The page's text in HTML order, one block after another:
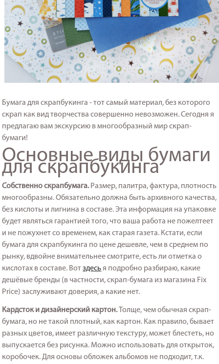
Бумага для скрапбукинга - тот самый материал, без которого
скрап как вид творчества совершенно невозможен. Сегодня я
предлагаю вам экскурсию в многообразный мир скрап-
бумаги!
Основные виды бумаги
для скрапбукинга
Собственно скрапбумага.Размер, палитра, фактура, плотность
многообразны. Обязательно должна быть архивного качества,
без кислоты и лигнина в составе. Эта информация на упаковке
будет являться гарантией того, что ваша работа не пожелтеет
и не пожухнет со временем, как старая газета. Кстати, если
бумага для скрапбукинга по цене дешевле, чем в среднем по
рынку, вдвойне внимательнее смотрите, есть ли отметка о
кислотах в составе. Вотздесья подробно разбираю, какие
дешёвые бренды (в частности, скрап-бумага из магазина Fix
Price) заслуживают доверия, а какие нет.
Кардсток и дизайнерский картон.Толще, чем обычная скрап-
бумага, но не такой плотный, как картон. Как правило, бывает
разных цветов, имеет различную текстуру, может блестеть, но
выпускается без рисунка. Можно использовать для открыток,
коробочек. Для основы обложек альбомов не подходит, т.к.